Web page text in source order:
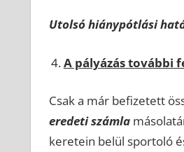
Utolsó hiánypótlási
A pályázás további
Csak a már befizetett
eredeti számla
keretein belül sportoló